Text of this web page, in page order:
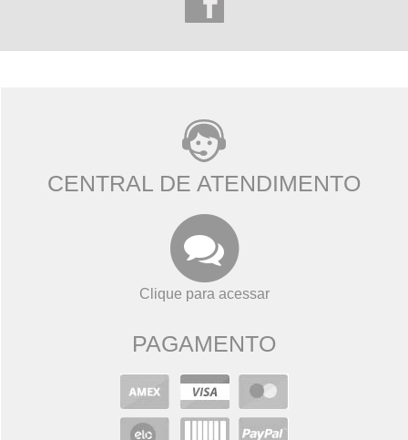
CENTRAL DE ATENDIMENTO
Clique para acessar
PAGAMENTO